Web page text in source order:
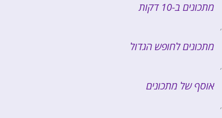
מתכונים ב-10 דקות
,
מתכונים לחופש הגדול
,
אוסף של מתכונים
,